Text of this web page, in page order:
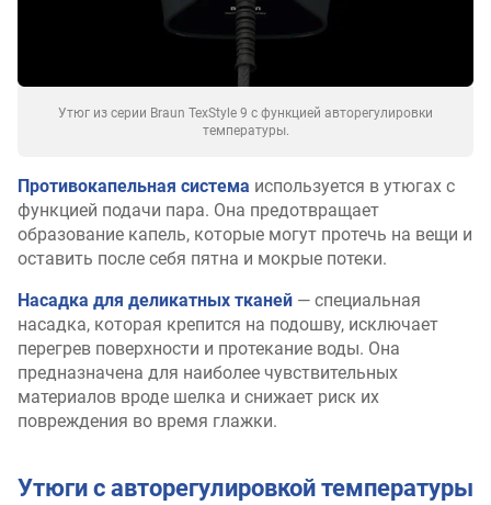
Утюг из серии Braun TexStyle 9 с функцией авторегулировки
температуры.
Противокапельная система используется в утюгах с
функцией подачи пара. Она предотвращает
образование капель, которые могут протечь на вещи и
оставить после себя пятна и мокрые потеки.
Насадка для деликатных тканей — специальная
насадка, которая крепится на подошву, исключает
перегрев поверхности и протекание воды. Она
предназначена для наиболее чувствительных
материалов вроде шелка и снижает риск их
повреждения во время глажки.
Утюги с авторегулировкой температуры